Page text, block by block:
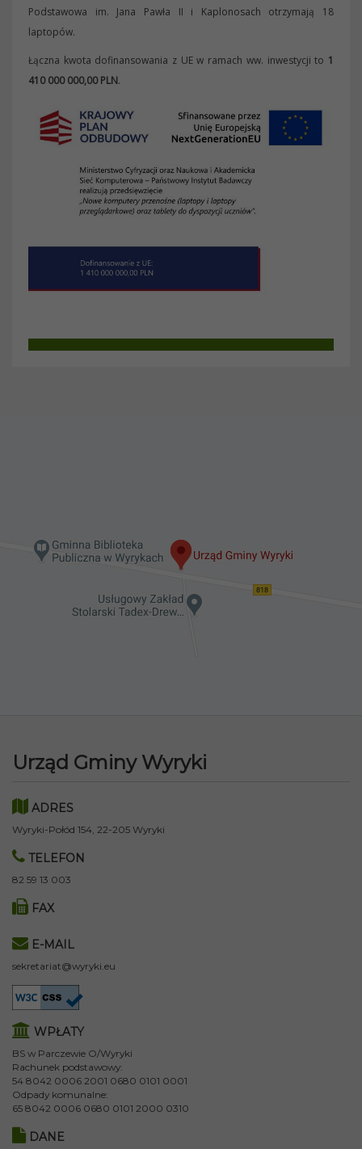
Podstawowa im. Jana Pawła II i Kaplonosach otrzymają 18
laptopów.
Łączna kwota dofinansowania z UE w ramach ww. inwestycji to 1
410 000 000,00 PLN.
Urząd Gminy Wyryki
ADRES
Wyryki-Połód 154, 22-205 Wyryki
TELEFON
82 59 13 003
FAX
E-MAIL
sekretariat@wyryki.eu
WPŁATY
BS w Parczewie O/Wyryki
Rachunek podstawowy:
54 8042 0006 2001 0680 0101 0001
Odpady komunalne:
65 8042 0006 0680 0101 2000 0310
DANE